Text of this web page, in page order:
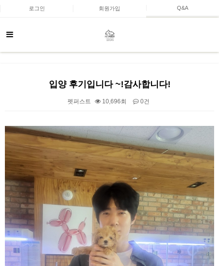
로그인 회원가입 Q&A
입양 후기입니다 ~!감사합니다!
펫퍼스트 10,696회 0건
본문